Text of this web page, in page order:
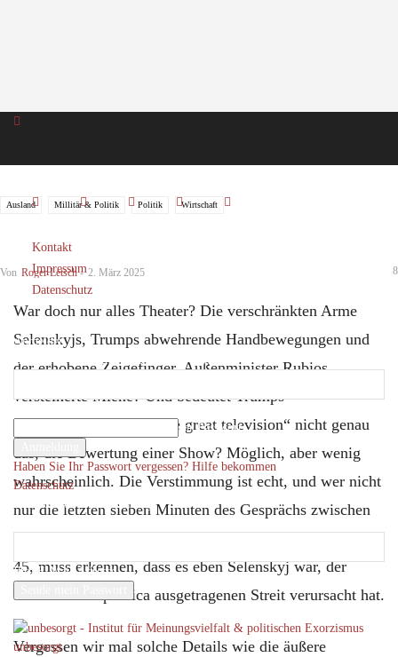
Kontakt
Impressum
Datenschutz
Anmelden
Herzlich willkommen! Melden Sie sich an
Ihr Passwort
Haben Sie Ihr Passwort vergessen? Hilfe bekommen
Datenschutz
Passwort-Wiederherstellung
Ihre E-Mail-Adresse
unbesorgt
Ausland Millitär & Politik Politik Wirtschaft
Murphy’s Law im Weißen Haus
Von Roger Letsch - 2. März 2025 8
War doch nur alles Theater? Die verschränkten Arme
Selenskyjs, Trumps abwehrende Handbewegungen und
der erhobene Zeigefinger, Außenminister Rubios
versteinerte Miene? Und bedeutet Trumps
abschließendes „It will be great television“ nicht genau
das, die Bewertung einer Show? Möglich, aber wenig
wahrscheinlich. Die Verstimmung ist echt, und wer nicht
nur die letzten sieben Minuten des Gesprächs zwischen
Trump und Selenskyj gesehen hat, sondern die ganzen
45, muss erkennen, dass es eben Selenskyj war, der
diesen coram publica ausgetragenen Streit verursacht hat.
Vergessen wir mal solche Details wie die äußere